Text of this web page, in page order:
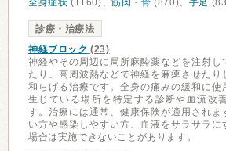
全身症状 (1160)、筋肉・骨 (870)、 手足
診療・治療法
神経ブロック (23)
神経やその周辺に局所麻酔薬などを注射し
たり、高周波熱などで神経を麻痺させたり
和らげる治療です。全身の痛みの緩和に使
生じている場所を特定する診断や血流改
す。治療には通常、健康保険が適用されま
い方や感染しやすい方、血液をサラサラに
場合は実施できないことがあります。